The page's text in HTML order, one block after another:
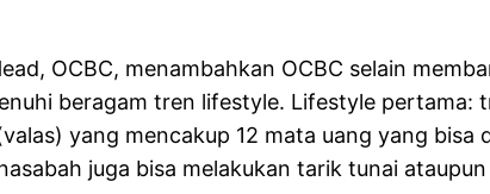
OCBC, menambahkan OCBC selain
beragam tren lifestyle. Lifestyle
yang mencakup 12 mata uang yang
juga bisa melakukan tarik tunai